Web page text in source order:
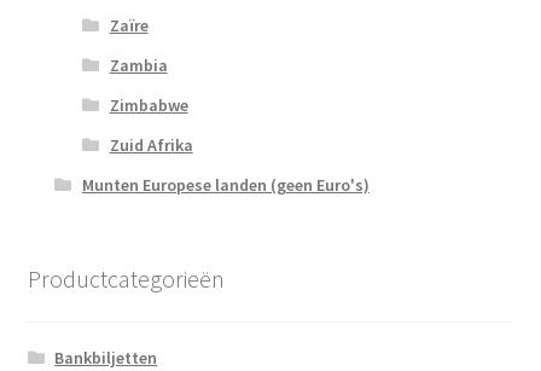
Zaïre
Zambia
Zimbabwe
Zuid Afrika
Munten Europese landen (geen Euro's)
Productcategorieën
Bankbiljetten